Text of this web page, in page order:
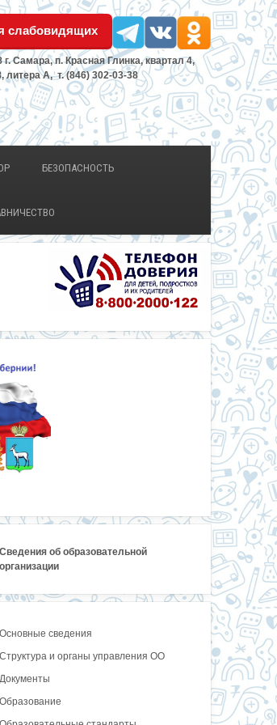
слабовидящих
г. Самара, п. Красная Глинка, квартал 4,
литера А, т. (846) 302-03-38
БЕЗОПАСНОСТЬ
Сведения об образовательной
организации
Основные сведения
Структура и органы управления ОО
Документы
Образование